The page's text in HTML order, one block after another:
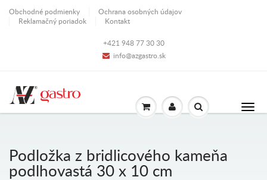
Obchodné podmienky
Ochrana osobných údajov
Reklamačný poriadok
Kontakt
+421 948 77 30 30
info@azgastro.sk
Podložka z bridlicového kameňa
podlhovastá 30 x 10 cm